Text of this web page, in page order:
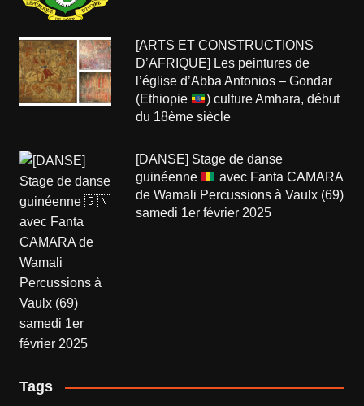
[ARTS ET CONSTRUCTIONS
D’AFRIQUE] Les peintures de
l’église d’Abba Antonios – Gondar
(Ethiopie
) culture Amhara, début
du 18ème siècle
[DANSE] Stage de danse
guinéenne
avec Fanta CAMARA
de Wamali Percussions à Vaulx (69)
samedi 1er février 2025
Tags